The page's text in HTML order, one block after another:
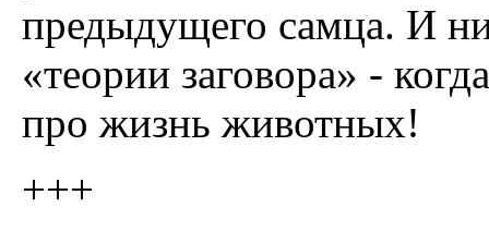
предыдущего самца. И
«теории заговора» -
про жизнь животных!
+++